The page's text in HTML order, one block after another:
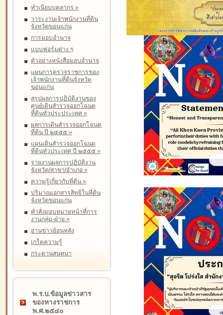
ทำเนียบบุคลากร »
วาระงานเจ้าพนักงานที่ดิน
จังหวัดขอนแก่น
การมอบอำนาจ
แบบฟอร์มต่าง ๆ
ตัวอย่างหนังสือมอบอำนาจ
แผนการตรวจราชการของ
เจ้าพนักงานที่ดินจังหวัด
ขอนแก่น
สรุปผลการปฏิบัติงานของ
ศูนย์เดินสำรวจออกโฉนด
ที่ดินทั่วประประเทศ »
ผลการเดินสำรวจออกโฉนด
ที่ดิน ปี ๒๕๕๕ »
แผนเดินสำรวจออกโฉนด
ที่ดินทั่วประเทศ ปี ๒๕๕๕ »
รายงานผลการปฏิบัติงาน
จังหวัด/สาขา/อำเภอ »
ความรู้เกี่ยวกับที่ดิน »
ปริมาณเอกสารสิทธิในที่ดิน
จังหวัดขอนแก่น
คำสั่งมอบหมายหน้าที่การ
งานกลุ่ม-ฝ่าย »
อ่านข่าวย้อนหลัง
เกร็ดความรู้
กระดานสนทนา
พ.ร.บ.ข้อมูลข่าวสาร
ของทางราชการ
พ.ศ.๒๕๔๐